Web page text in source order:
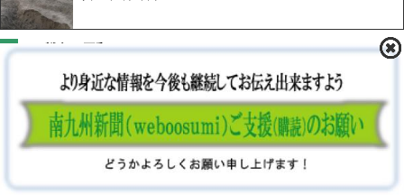
戦争と平和
語り継ぎたい「鹿屋の記憶」 常設展に足を…
語り継ぎたい「鹿屋の記憶」展示コーナーが、2026年7月25日、
鹿屋市観光物産…
7/27に海自鹿屋基地内の5月発見不発弾を処理
海上自衛隊鹿屋航空基地内において、5月に発見された不発弾の処